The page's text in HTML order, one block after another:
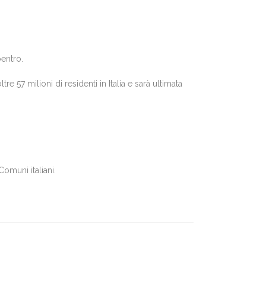
57 milioni di residenti in Italia e sarà ultimata
italiani.